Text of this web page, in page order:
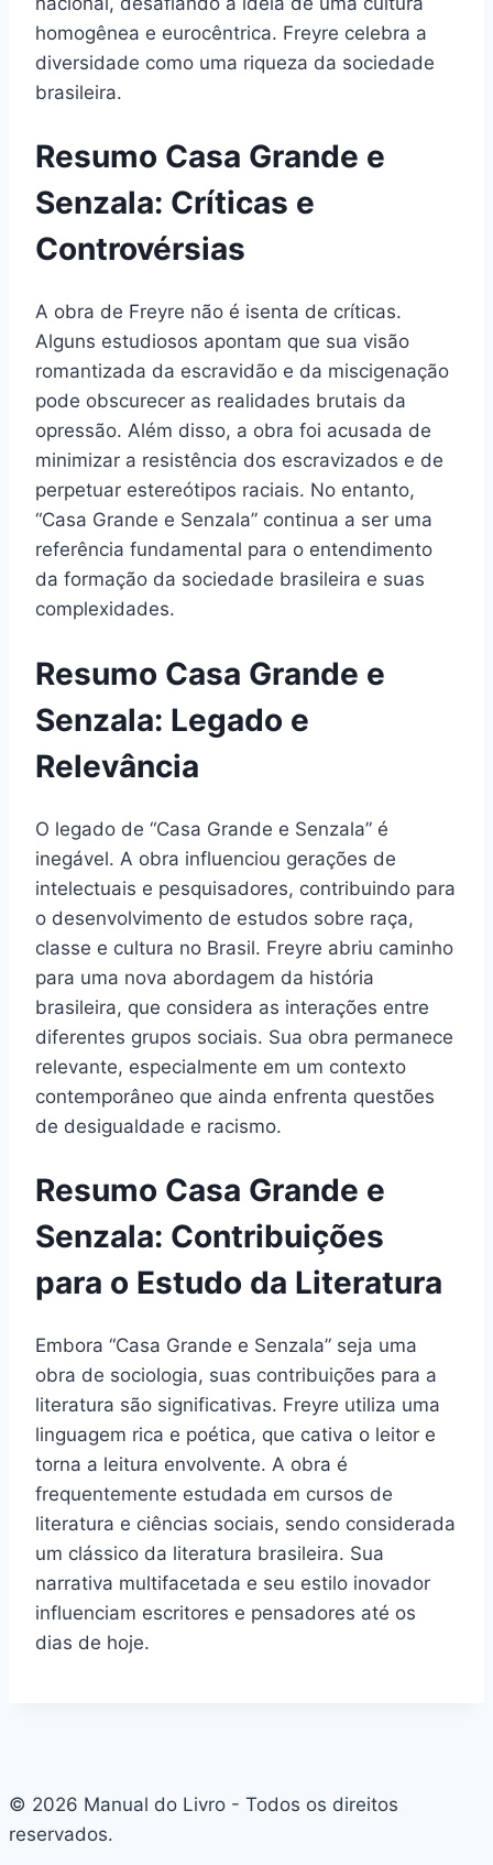
homogênea e eurocêntrica. Freyre celebra a
diversidade como uma riqueza da sociedade
brasileira.
Resumo Casa Grande e
Senzala: Críticas e
Controvérsias
A obra de Freyre não é isenta de críticas.
Alguns estudiosos apontam que sua visão
romantizada da escravidão e da miscigenação
pode obscurecer as realidades brutais da
opressão. Além disso, a obra foi acusada de
minimizar a resistência dos escravizados e de
perpetuar estereótipos raciais. No entanto,
“Casa Grande e Senzala” continua a ser uma
referência fundamental para o entendimento
da formação da sociedade brasileira e suas
complexidades.
Resumo Casa Grande e
Senzala: Legado e
Relevância
O legado de “Casa Grande e Senzala” é
inegável. A obra influenciou gerações de
intelectuais e pesquisadores, contribuindo para
o desenvolvimento de estudos sobre raça,
classe e cultura no Brasil. Freyre abriu caminho
para uma nova abordagem da história
brasileira, que considera as interações entre
diferentes grupos sociais. Sua obra permanece
relevante, especialmente em um contexto
contemporâneo que ainda enfrenta questões
de desigualdade e racismo.
Resumo Casa Grande e
Senzala: Contribuições
para o Estudo da Literatura
Embora “Casa Grande e Senzala” seja uma
obra de sociologia, suas contribuições para a
literatura são significativas. Freyre utiliza uma
linguagem rica e poética, que cativa o leitor e
torna a leitura envolvente. A obra é
frequentemente estudada em cursos de
literatura e ciências sociais, sendo considerada
um clássico da literatura brasileira. Sua
narrativa multifacetada e seu estilo inovador
influenciam escritores e pensadores até os
dias de hoje.
© 2026 Manual do Livro - Todos os direitos
reservados.